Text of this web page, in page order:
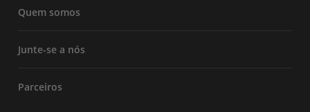
Quem somos
Junte-se a nós
Parceiros